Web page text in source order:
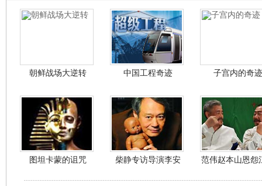
朝鲜战场大逆转 中国工程奇迹 子宫内的奇迹
图坦卡蒙的诅咒 柴静专访导演李安 范伟赵本山恩怨